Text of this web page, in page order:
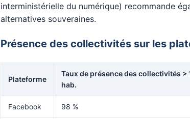
interministérielle du numérique) recommande
alternatives souveraines.
Présence des collectivités sur les
Plateforme
Taux de présence des collectivités >
hab.
Facebook 98 %